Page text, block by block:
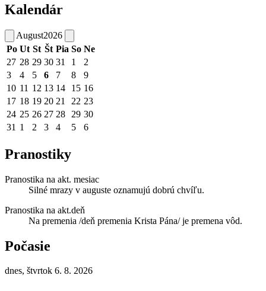
Kalendár
August2026
Po Ut St Št Pia So Ne
27 28 29 30 31 1
2
3
4 5 6 7 8
9
10 11 12 13 14 15 16
17 18 19 20 21 22 23
24 25 26 27 28 29 30
31 1 2 3 4 5 6
Pranostiky
Pranostika na akt. mesiac
Silné mrazy v auguste oznamujú dobrú chvíľu.
Pranostika na akt.deň
Na premenia /deň premenia Krista Pána/ je premena vôd.
Počasie
dnes, štvrtok 6. 8. 2026